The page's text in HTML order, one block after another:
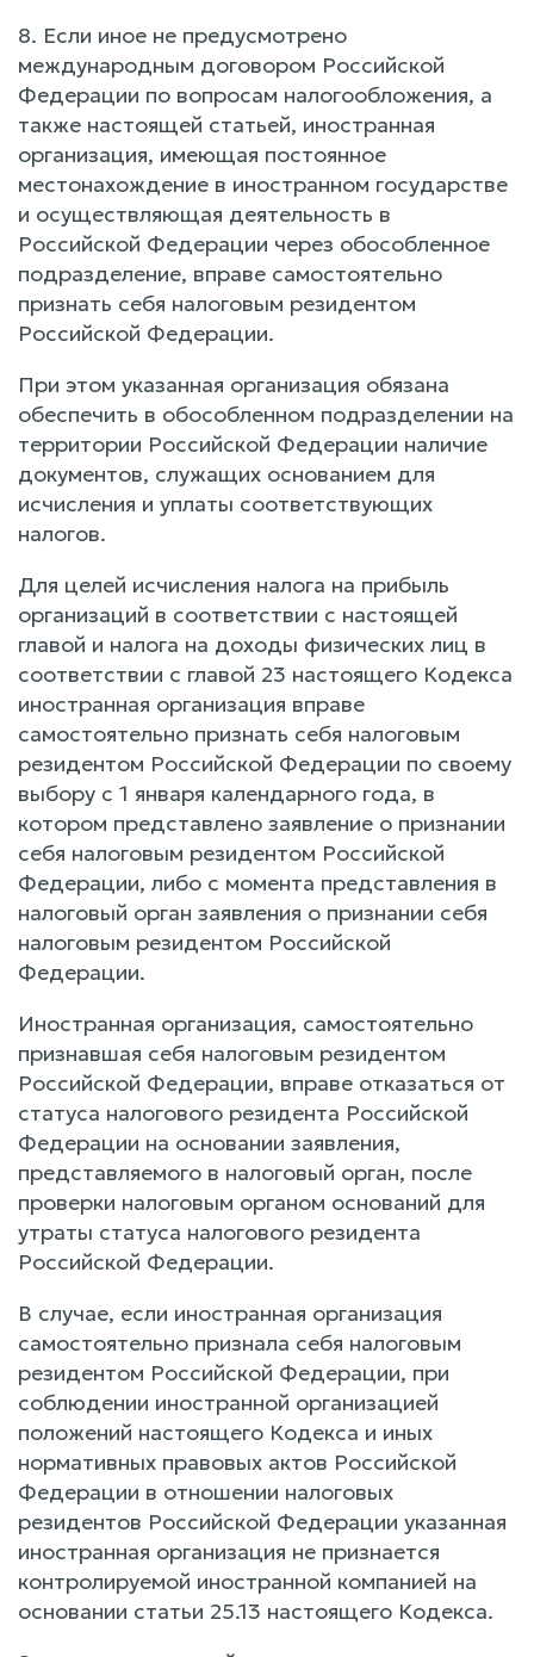
8. Если иное не предусмотрено
международным договором Российской
Федерации по вопросам налогообложения, а
также настоящей статьей, иностранная
организация, имеющая постоянное
местонахождение в иностранном государстве
и осуществляющая деятельность в
Российской Федерации через обособленное
подразделение, вправе самостоятельно
признать себя налоговым резидентом
Российской Федерации.
При этом указанная организация обязана
обеспечить в обособленном подразделении на
территории Российской Федерации наличие
документов, служащих основанием для
исчисления и уплаты соответствующих
налогов.
Для целей исчисления налога на прибыль
организаций в соответствии с настоящей
главой и налога на доходы физических лиц в
соответствии с главой 23 настоящего Кодекса
иностранная организация вправе
самостоятельно признать себя налоговым
резидентом Российской Федерации по своему
выбору с 1 января календарного года, в
котором представлено заявление о признании
себя налоговым резидентом Российской
Федерации, либо с момента представления в
налоговый орган заявления о признании себя
налоговым резидентом Российской
Федерации.
Иностранная организация, самостоятельно
признавшая себя налоговым резидентом
Российской Федерации, вправе отказаться от
статуса налогового резидента Российской
Федерации на основании заявления,
представляемого в налоговый орган, после
проверки налоговым органом оснований для
утраты статуса налогового резидента
Российской Федерации.
В случае, если иностранная организация
самостоятельно признала себя налоговым
резидентом Российской Федерации, при
соблюдении иностранной организацией
положений настоящего Кодекса и иных
нормативных правовых актов Российской
Федерации в отношении налоговых
резидентов Российской Федерации указанная
иностранная организация не признается
контролируемой иностранной компанией на
основании статьи 25.13 настоящего Кодекса.